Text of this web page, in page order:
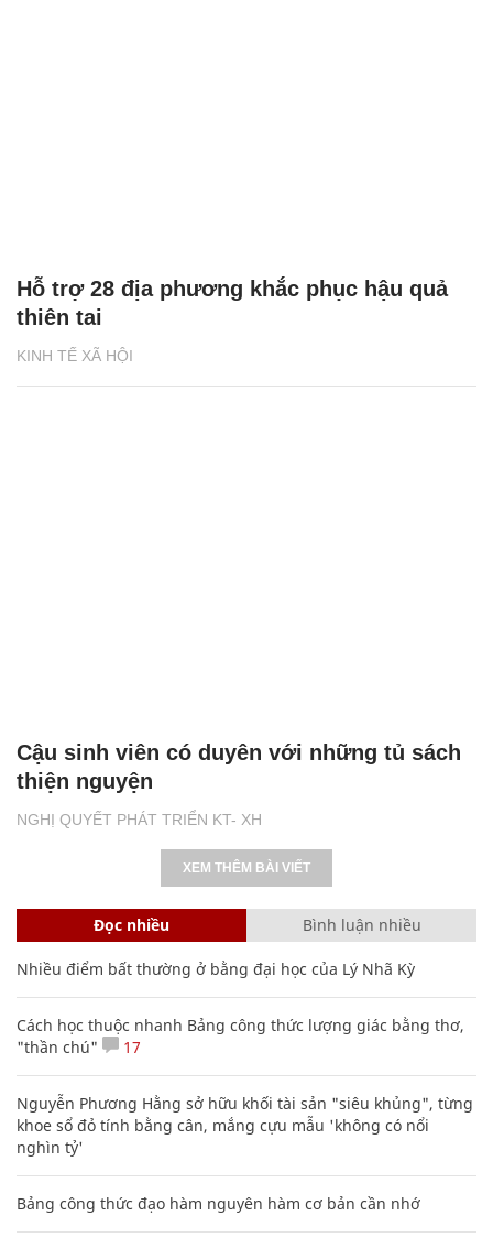
KINH TẾ XÃ HỘI
Hỗ trợ 28 địa phương khắc phục hậu quả
thiên tai
NGHỊ QUYẾT PHÁT TRIỂN KT- XH
Cậu sinh viên có duyên với những tủ sách
thiện nguyện
XEM THÊM BÀI VIẾT
Đọc nhiều Bình luận nhiều
Nhiều điểm bất thường ở bằng đại học của Lý Nhã Kỳ
Cách học thuộc nhanh Bảng công thức lượng giác bằng thơ,
"thần chú"
17
Nguyễn Phương Hằng sở hữu khối tài sản "siêu khủng", từng
khoe sổ đỏ tính bằng cân, mắng cựu mẫu 'không có nổi
nghìn tỷ'
Bảng công thức đạo hàm nguyên hàm cơ bản cần nhớ